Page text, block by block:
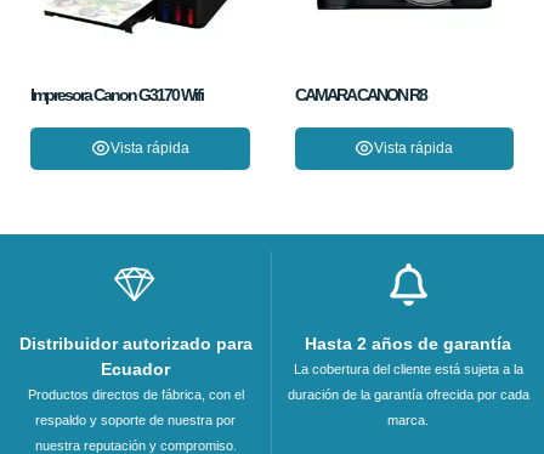
Impresora Canon G3170 Wifi
Vista rápida
CAMARA CANON R8
Vista rápida
Distribuidor autorizado para
Ecuador
Productos directos de fábrica, con el
respaldo y soporte de nuestra por
nuestra reputación y compromiso.
Hasta 2 años de garantía
La cobertura del cliente está sujeta a la
duración de la garantía ofrecida por cada
marca.